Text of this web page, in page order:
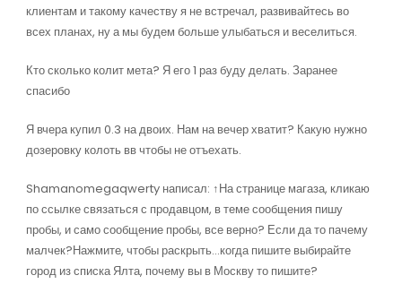
клиентам и такому качеству я не встречал, развивайтесь во
всех планах, ну а мы будем больше улыбаться и веселиться.
Кто сколько колит мета? Я его 1 раз буду делать. Заранее
спасибо
Я вчера купил 0.3 на двоих. Нам на вечер хватит? Какую нужно
дозеровку колоть вв чтобы не отъехать.
Shamanomegaqwerty написал: ↑На странице магаза, кликаю
по ссылке связаться с продавцом, в теме сообщения пишу
пробы, и само сообщение пробы, все верно? Если да то пачему
малчек?Нажмите, чтобы раскрыть…когда пишите выбирайте
город из списка Ялта, почему вы в Москву то пишите?